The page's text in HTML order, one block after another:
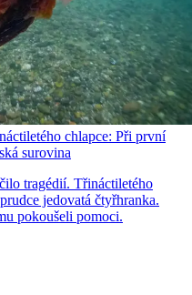
chlapce: Při první
surovina
tragédií. Třináctiletého
jedovatá čtyřhranka.
pokoušeli pomoci.